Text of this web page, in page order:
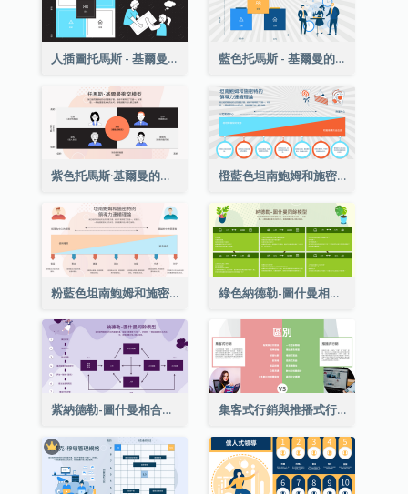
人插圖托馬斯 - 基爾曼的衝突模型戰略分析 藍色托馬斯 - 基爾曼的衝突模型戰略分析
紫色托馬斯·基爾曼的衝突模型戰略分析 橙藍色坦南鮑姆和施密特的領導連續論戰略分析
粉藍色坦南鮑姆和施密特的領導連續論戰略分析 綠色納德勒-圖什曼相合型號戰略分析
紫納德勒-圖什曼相合型號戰略分析 集客式行銷與推播式行銷多項對比